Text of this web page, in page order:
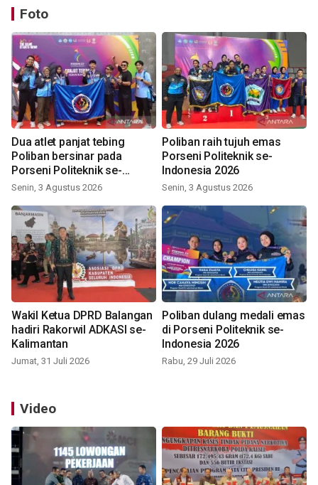
Foto
Dua atlet panjat tebing
Poliban bersinar pada
Porseni Politeknik se-
Indonesia 2026
Senin, 3 Agustus 2026
Poliban raih tujuh emas
Porseni Politeknik se-
Indonesia 2026
Senin, 3 Agustus 2026
Wakil Ketua DPRD Balangan
hadiri Rakorwil ADKASI se-
Kalimantan
Jumat, 31 Juli 2026
Poliban dulang medali emas
di Porseni Politeknik se-
Indonesia 2026
Rabu, 29 Juli 2026
Video